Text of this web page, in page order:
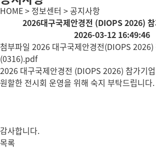
HOME > 정보센터 > 공지사항
2026대구국제안경전 (DIOPS 2026)
2026-03-12 16:49:46
첨부파일 2026 대구국제안경전(DIOPS 2026)
(0316).pdf
2026 대구국제안경전 (DIOPS 2026) 참가기
원할한 전시회 운영을 위해 숙지 부탁드립니다.
감사합니다.
목록